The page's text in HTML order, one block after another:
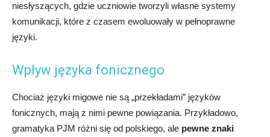
niesłyszących, gdzie uczniowie tworzyli własne systemy
komunikacji, które z czasem ewoluowały w pełnoprawne
języki.
Wpływ języka fonicznego
Chociaż języki migowe nie są „przekładami” języków
fonicznych, mają z nimi pewne powiązania. Przykładowo,
gramatyka PJM różni się od polskiego, ale pewne znaki